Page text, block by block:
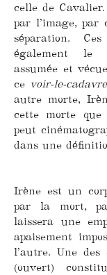
celle de
par l’image, par
séparation.
également le
assumée et
ce voir-le-cadavre
autre morte,
cette morte que
peut
dans une
Irène est un
par la mort,
laissera une
apaisement
l’autre. Une des
(ouvert)